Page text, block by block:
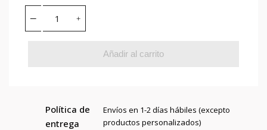
Añadir al carrito
Política de
entrega
Envíos en 1-2 días hábiles (excepto
productos personalizados)